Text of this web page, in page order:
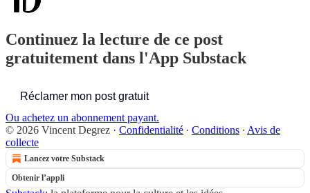
Continuez la lecture de ce post
gratuitement dans l'App Substack
Réclamer mon post gratuit
Ou achetez un abonnement payant.
© 2026 Vincent Degrez · Confidentialité ∙ Conditions ∙ Avis de
collecte
Lancez votre Substack
Obtenir l’appli